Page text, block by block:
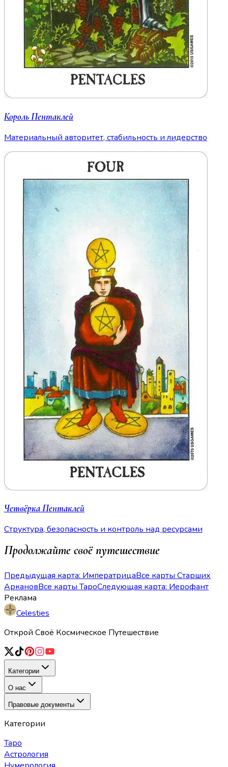
Король Пентаклей
Материальный авторитет, стабильность и лидерство
Четвёрка Пентаклей
Структура, безопасность и контроль над ресурсами
Продолжайте своё путешествие
Предыдущая карта: ИмператрицаВсе карты Старших
АркановВсе карты ТароСледующая карта: Иерофант
Реклама
Celesties
Открой Своё Космическое Путешествие
Категории
О нас
Правовые документы
Категории
Таро
Астрология